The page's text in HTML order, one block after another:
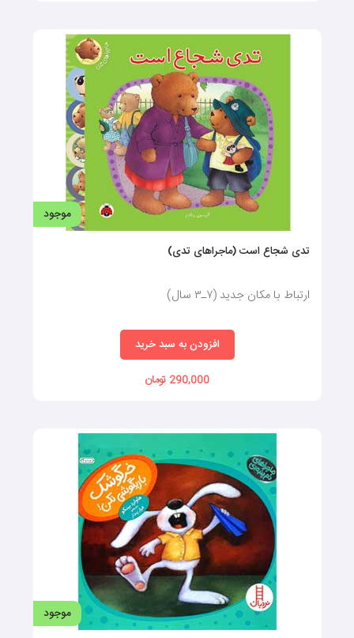
موجود
تدی شجاع است (ماجراهای تدی)
ارتباط با مکان جدید (۷ـ۳ سال)
افزودن به سبد خرید
290,000 تومان
موجود